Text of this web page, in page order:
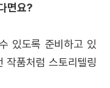
면요?
있도록 준비하고 있
작품처럼 스토리텔링